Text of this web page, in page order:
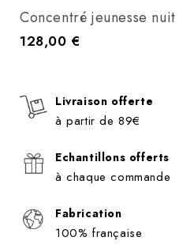
Concentré jeunesse nuit
128,00 €
Prix
Livraison offerte
à partir de 89€
Echantillons offerts
à chaque commande
Fabrication
100% française